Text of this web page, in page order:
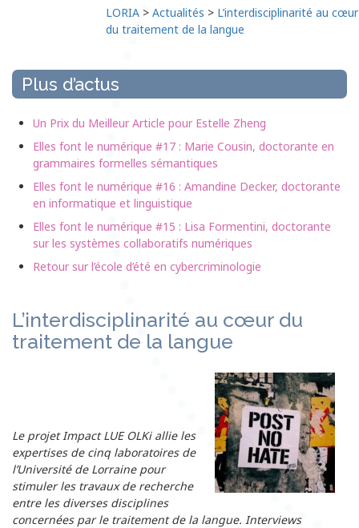
LORIA > Actualités > L’interdisciplinarité au cœur
du traitement de la langue
Plus d’actus
Un Prix du Meilleur Article pour Estelle Zheng
Elles font le numérique #17 : Marie Cousin, doctorante en
grammaires formelles sémantiques
Elles font le numérique #16 : Amandine Decker, doctorante
en informatique et linguistique
Elles font le numérique #15 : Lisa Formentini, doctorante
sur les systèmes collaboratifs numériques
Retour sur l’école d’été en cybercriminologie
L’interdisciplinarité au cœur du
traitement de la langue
Le projet Impact LUE OLKi allie les
expertises de cinq laboratoires de
l’Université de Lorraine pour
stimuler les travaux de recherche
entre les diverses disciplines
concernées par le traitement de la langue. Interviews